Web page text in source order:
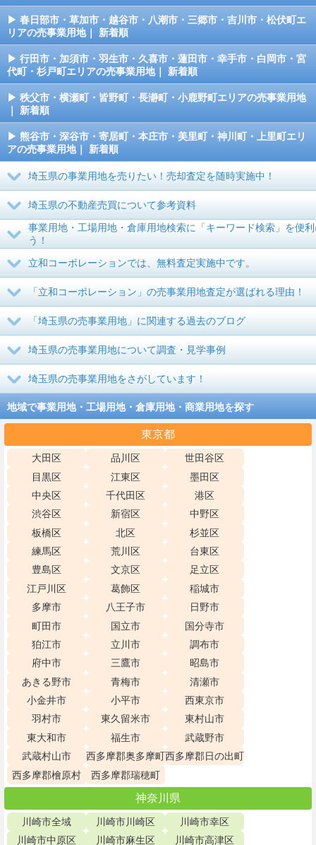
春日部市・草加市・越谷市・八潮市・三郷市・吉川市・松伏町エ
リアの売事業用地｜ 新着順
行田市・加須市・羽生市・久喜市・蓮田市・幸手市・白岡市・宮
代町・杉戸町エリアの売事業用地｜ 新着順
秩父市・横瀬町・皆野町・長瀞町・小鹿野町エリアの売事業用地
｜ 新着順
熊谷市・深谷市・寄居町・本庄市・美里町・神川町・上里町エリ
アの売事業用地｜ 新着順
埼玉県の事業用地を売りたい！売却査定を随時実施中！
埼玉県の不動産売買について参考資料
事業用地・工場用地・倉庫用地検索に「キーワード検索」を便
う！
立和コーポレーションでは、無料査定実施中です。
「立和コーポレーション」の売事業用地査定が選ばれる理由！
「埼玉県の売事業用地」に関連する過去のブログ
埼玉県の売事業用地について調査・見学事例
埼玉県の売事業用地をさがしています！
地域で事業用地・工場用地・倉庫用地・商業用地を探す
東京都
大田区 品川区
世田谷区
目黒区
江東区
墨田区
中央区
千代田区
港区
渋谷区
新宿区
中野区
板橋区
北区
杉並区
練馬区
荒川区
台東区
豊島区
文京区
足立区
江戸川区
葛飾区
稲城市
多摩市
八王子市
日野市
町田市
国立市
国分寺市
狛江市
立川市
調布市
府中市
三鷹市
昭島市
あきる野市
青梅市
清瀬市
小金井市
小平市
西東京市
羽村市
東久留米市
東村山市
東大和市
福生市
武蔵野市
武蔵村山市
西多摩郡奥多摩町西多摩郡日の出町
西多摩郡檜原村
西多摩郡瑞穂町
神奈川県
川崎市全域 川崎市川崎区
川崎市幸区
川崎市中原区
川崎市麻生区 川崎市高津区